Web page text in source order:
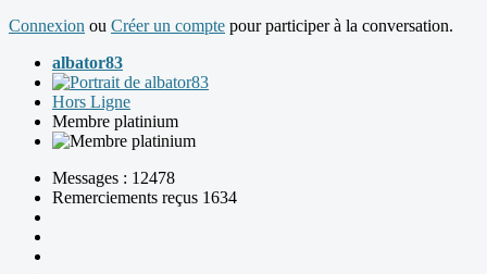
Connexion ou Créer un compte pour participer à la conversation.
albator83
Hors Ligne
Membre platinium
Messages : 12478
Remerciements reçus 1634